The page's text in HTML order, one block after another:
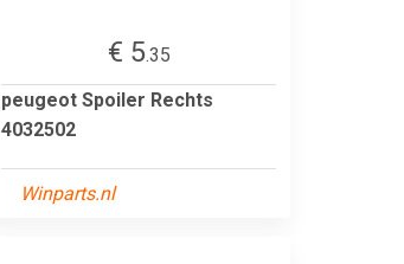
€ 5.35
peugeot Spoiler Rechts
4032502
Winparts.nl